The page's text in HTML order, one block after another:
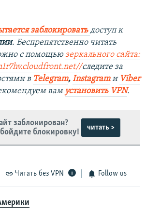
заблокировать доступ к
. Беспрепятственно читать
с помощью зеркального сайта:
/следите за
в Telegram, Instagramи Viber
вам установить VPN.
заблокирован?
блокировку!
читать >
Читать без VPN Follow us